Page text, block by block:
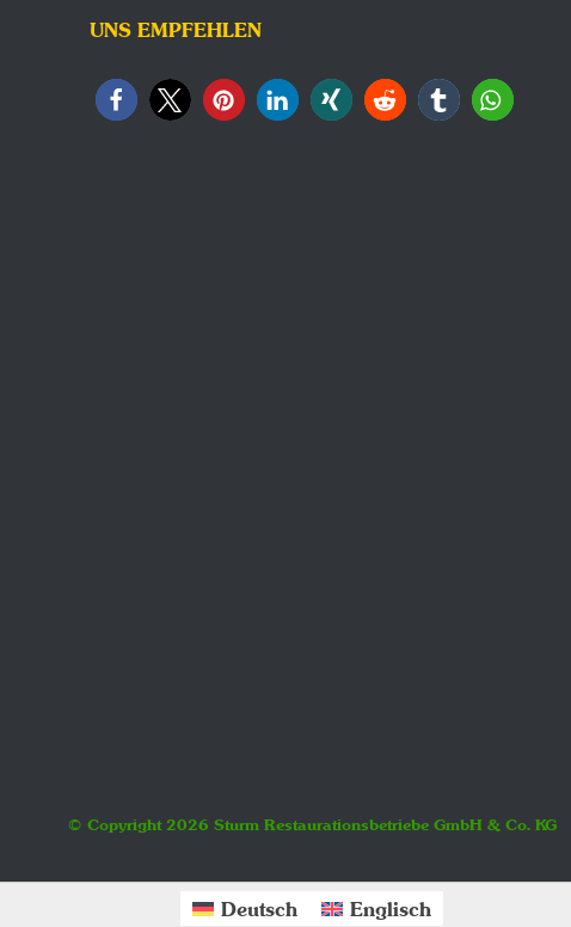
UNS EMPFEHLEN
© Copyright 2026 Sturm Restaurationsbetriebe GmbH & Co. KG
Deutsch Englisch